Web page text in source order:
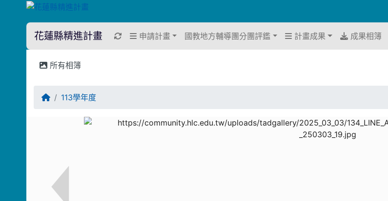
花蓮縣精進計畫 重新取得佈景設定
申請計畫 國教地方輔導團分團評鑑 計畫成果 成果相簿
所有相簿
回首頁113學年度